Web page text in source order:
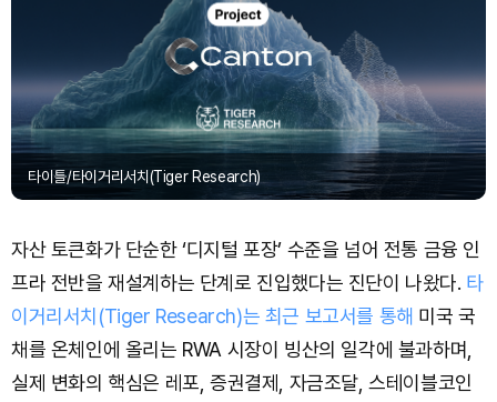
타이틀/타이거리서치(Tiger Research)
자산 토큰화가 단순한 ‘디지털 포장’ 수준을 넘어 전통 금융 인
프라 전반을 재설계하는 단계로 진입했다는 진단이 나왔다. 타
이거리서치(Tiger Research)는 최근 보고서를 통해 미국 국
채를 온체인에 올리는 RWA 시장이 빙산의 일각에 불과하며,
실제 변화의 핵심은 레포, 증권결제, 자금조달, 스테이블코인